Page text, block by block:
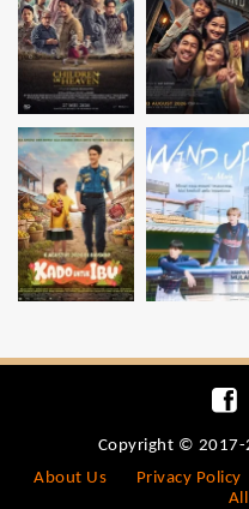
Copyright © 2017-
About Us
Privacy Policy